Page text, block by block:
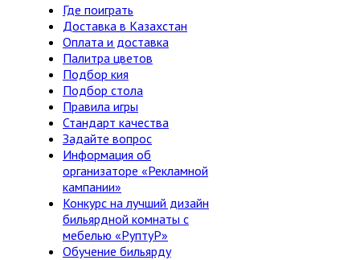
Где поиграть
Доставка в Казахстан
Оплата и доставка
Палитра цветов
Подбор кия
Подбор стола
Правила игры
Стандарт качества
Задайте вопрос
Информация об
организаторе «Рекламной
кампании»
Конкурс на лучший дизайн
бильярдной комнаты с
мебелью «РуптуР»
Обучение бильярду